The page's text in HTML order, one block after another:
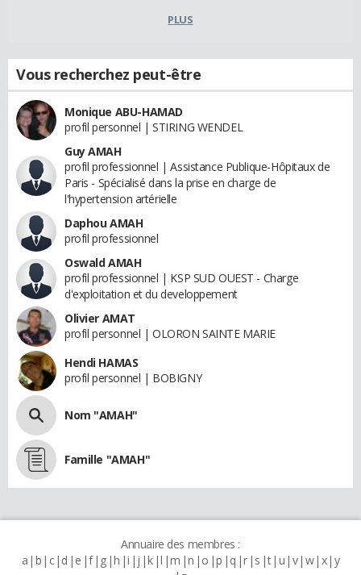
PLUS
Vous recherchez peut-être
Monique ABU-HAMAD
profil personnel | STIRING WENDEL
Guy AMAH
profil professionnel | Assistance Publique-Hôpitaux de
Paris - Spécialisé dans la prise en charge de
l'hypertension artérielle
Daphou AMAH
profil professionnel
Oswald AMAH
profil professionnel | KSP SUD OUEST - Charge
d'exploitation et du developpement
Olivier AMAT
profil personnel | OLORON SAINTE MARIE
Hendi HAMAS
profil personnel | BOBIGNY
Nom "AMAH"
Famille "AMAH"
Annuaire des membres :
a b c d e f g h i j k l m n o p q r s t u v w x y